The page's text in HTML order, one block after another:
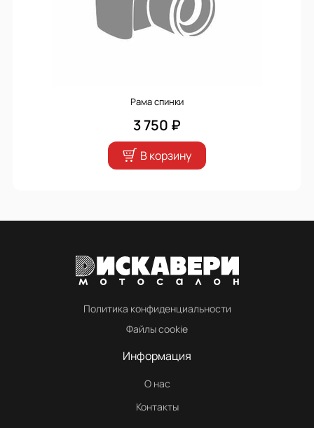
Рама спинки
3 750 ₽
В корзину
Политика конфиденциальности
Файлы cookie
Информация
О нас
Контакты